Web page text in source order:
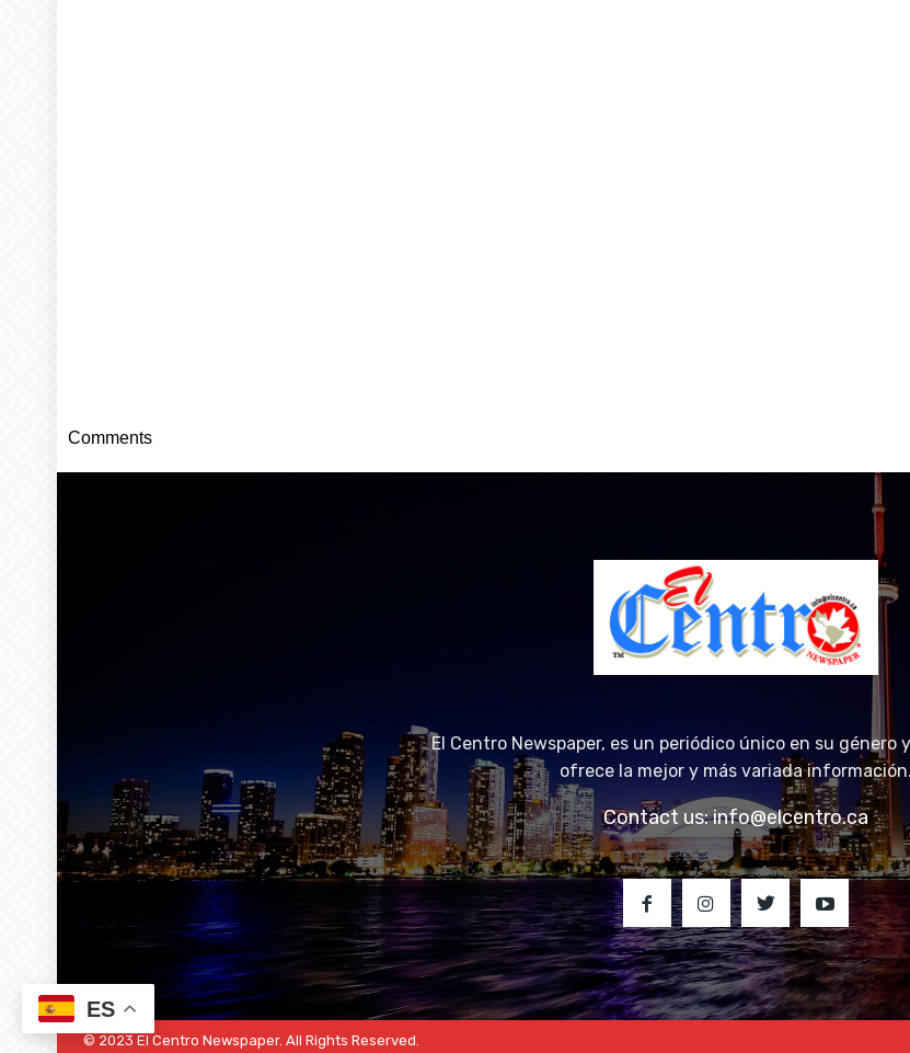
Comments
El Centro Newspaper, es un periódico único en su género
ofrece la mejor y más variada información.
Contact us:info@elcentro.ca
© 2023 El Centro Newspaper. All Rights Reserved.
ES